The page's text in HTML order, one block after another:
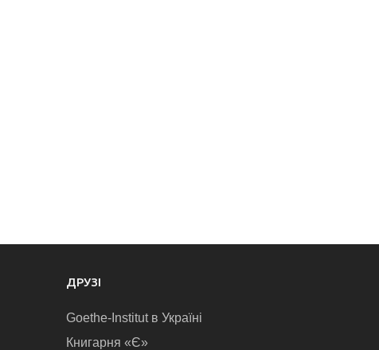
ДРУЗІ
Goethe-Institut в Україні
Книгарня «Є»